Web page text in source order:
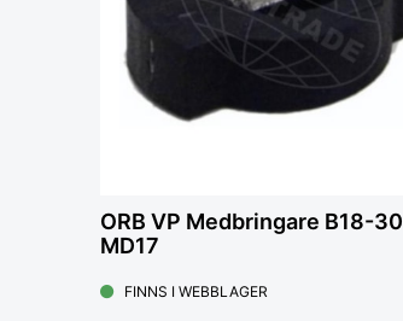
ORB VP Medbringare B18-30
MD17
FINNS I WEBBLAGER